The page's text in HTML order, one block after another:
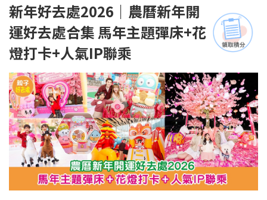
新年好去處2026｜農曆新年開
運好去處合集 馬年主題彈床+花
燈打卡+人氣IP聯乘